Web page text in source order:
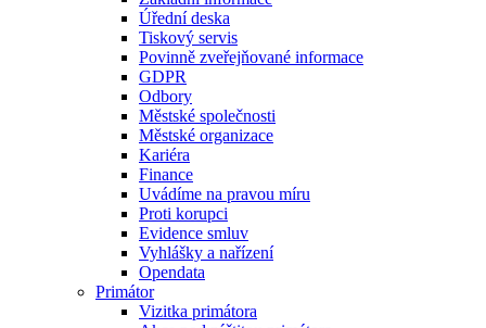
Úřední deska
Tiskový servis
Povinně zveřejňované informace
GDPR
Odbory
Městské společnosti
Městské organizace
Kariéra
Finance
Uvádíme na pravou míru
Proti korupci
Evidence smluv
Vyhlášky a nařízení
Opendata
Primátor
Vizitka primátora